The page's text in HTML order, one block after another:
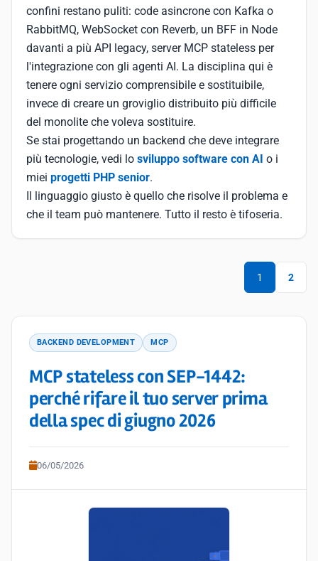
confini restano puliti: code asincrone con Kafka o
RabbitMQ, WebSocket con Reverb, un BFF in Node
davanti a più API legacy, server MCP stateless per
l'integrazione con gli agenti AI. La disciplina qui è
tenere ogni servizio comprensibile e sostituibile,
invece di creare un groviglio distribuito più difficile
del monolite che voleva sostituire.
Se stai progettando un backend che deve integrare
più tecnologie, vedi lo sviluppo software con AI o i
miei progetti PHP senior.
Il linguaggio giusto è quello che risolve il problema e
che il team può mantenere. Tutto il resto è tifoseria.
1 2
BACKEND DEVELOPMENT MCP
MCP stateless con SEP-1442:
perché rifare il tuo server prima
della spec di giugno 2026
06/05/2026